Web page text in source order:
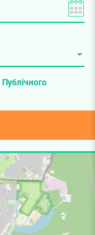
Публічного